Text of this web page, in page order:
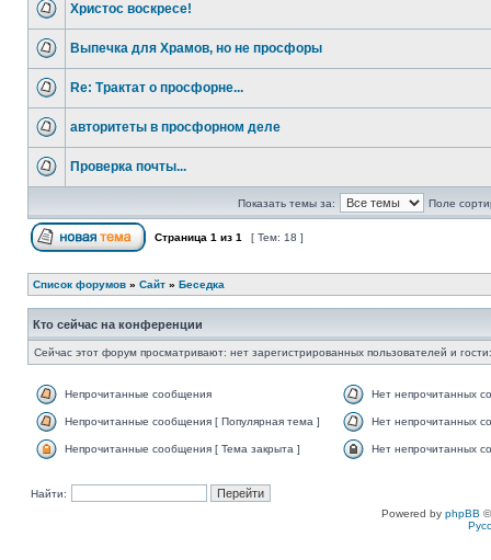
Христос воскресе!
Выпечка для Храмов, но не просфоры
Re: Трактат о просфорне...
авторитеты в просфорном деле
Проверка почты...
Показать темы за: Поле
Страница 1 из 1 [ Тем: 18 ]
Список форумов » Сайт » Беседка
Кто сейчас на конференции
Сейчас этот форум просматривают: нет зарегистрированных пользователей и
Непрочитанные сообщения Нет непрочитанных
Непрочитанные сообщения [ Популярная тема ] Нет непрочитанных
Непрочитанные сообщения [ Тема закрыта ] Нет непрочитанных
Найти:
Powered by phpBB